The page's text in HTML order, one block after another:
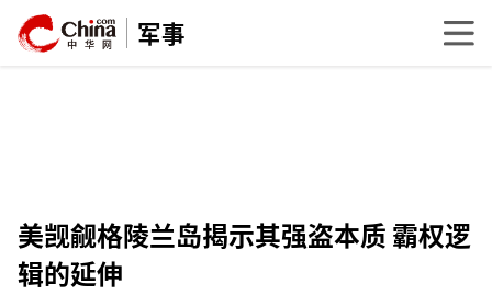
军事
美觊觎格陵兰岛揭示其强盗本质 霸权逻
辑的延伸